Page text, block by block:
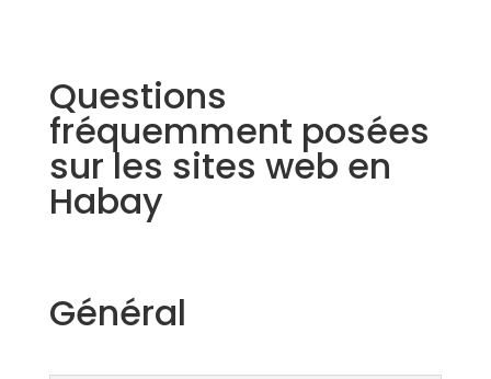
Questions
fréquemment posées
sur les sites web en
Habay
Général